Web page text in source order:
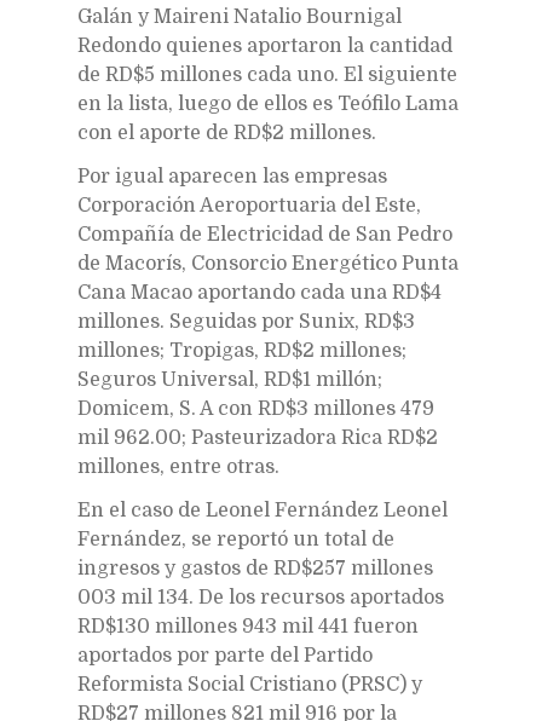
Galán y Maireni Natalio Bournigal
Redondo quienes aportaron la cantidad
de RD$5 millones cada uno. El siguiente
en la lista, luego de ellos es Teófilo Lama
con el aporte de RD$2 millones.
Por igual aparecen las empresas
Corporación Aeroportuaria del Este,
Compañía de Electricidad de San Pedro
de Macorís, Consorcio Energético Punta
Cana Macao aportando cada una RD$4
millones. Seguidas por Sunix, RD$3
millones; Tropigas, RD$2 millones;
Seguros Universal, RD$1 millón;
Domicem, S. A con RD$3 millones 479
mil 962.00; Pasteurizadora Rica RD$2
millones, entre otras.
En el caso de Leonel Fernández Leonel
Fernández, se reportó un total de
ingresos y gastos de RD$257 millones
003 mil 134. De los recursos aportados
RD$130 millones 943 mil 441 fueron
aportados por parte del Partido
Reformista Social Cristiano (PRSC) y
RD$27 millones 821 mil 916 por la